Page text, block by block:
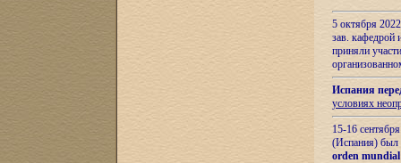
5 октября
зав.
приняли
Испания
условиях
15-16
(Испания) был
orden